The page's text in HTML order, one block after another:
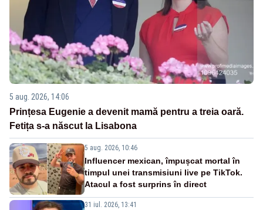
5 aug. 2026, 14:06
Prințesa Eugenie a devenit mamă pentru a treia oară.
Fetița s-a născut la Lisabona
5 aug. 2026, 10:46
Influencer mexican, împușcat mortal în
timpul unei transmisiuni live pe TikTok.
Atacul a fost surprins în direct
31 iul. 2026, 13:41